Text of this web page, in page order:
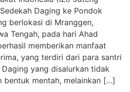
Daging ke Pondok
berlokasi di Mranggen,
Tengah, pada hari Ahad
memberikan manfaat
yang terdiri dari para santri
yang disalurkan tidak
bentuk mentah, melainkan […]